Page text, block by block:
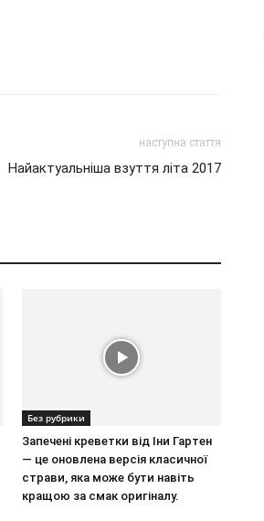
наступна стаття
Найактуальніша взуття літа 2017
Без рубрики
Запечені креветки від Іни Гартен
— це оновлена ​​версія класичної
страви, яка може бути навіть
кращою за смак оригіналу.